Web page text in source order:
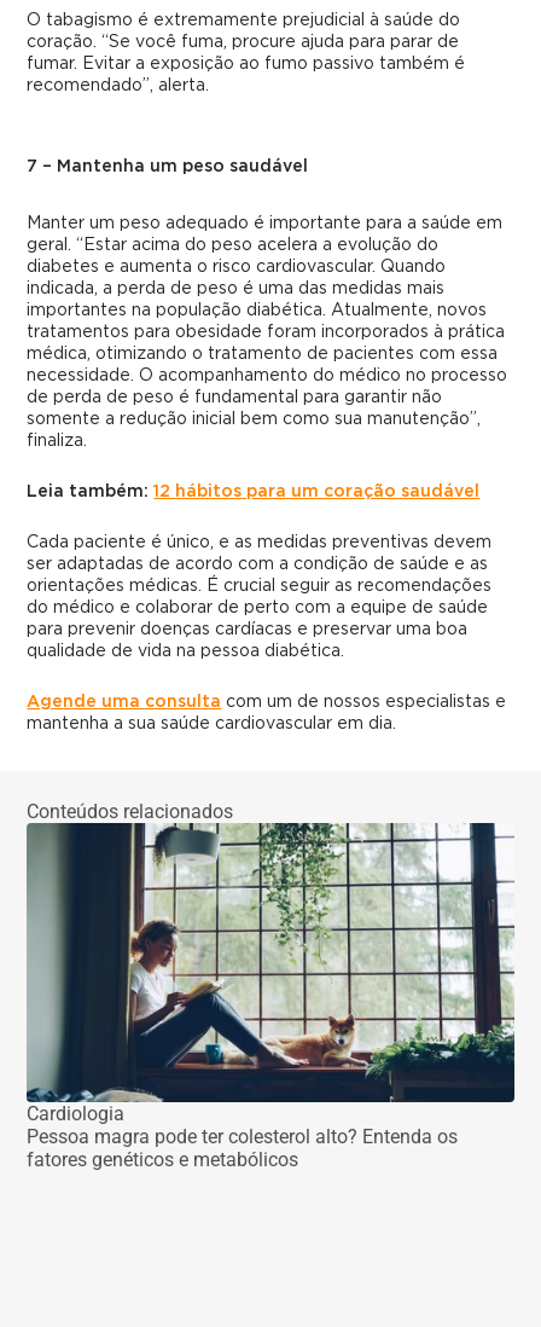
O tabagismo é extremamente prejudicial à saúde do
coração. “Se você fuma, procure ajuda para parar de
fumar. Evitar a exposição ao fumo passivo também é
recomendado”, alerta.
7 – Mantenha um peso saudável
Manter um peso adequado é importante para a saúde em
geral. “Estar acima do peso acelera a evolução do
diabetes e aumenta o risco cardiovascular. Quando
indicada, a perda de peso é uma das medidas mais
importantes na população diabética. Atualmente, novos
tratamentos para obesidade foram incorporados à prática
médica, otimizando o tratamento de pacientes com essa
necessidade. O acompanhamento do médico no processo
de perda de peso é fundamental para garantir não
somente a redução inicial bem como sua manutenção”,
finaliza.
Leia também:12 hábitos para um coração saudável
Cada paciente é único, e as medidas preventivas devem
ser adaptadas de acordo com a condição de saúde e as
orientações médicas. É crucial seguir as recomendações
do médico e colaborar de perto com a equipe de saúde
para prevenir doenças cardíacas e preservar uma boa
qualidade de vida na pessoa diabética.
Agende uma consulta com um de nossos especialistas e
mantenha a sua saúde cardiovascular em dia.
Conteúdos relacionados
Cardiologia
Pessoa magra pode ter colesterol alto? Entenda os
fatores genéticos e metabólicos